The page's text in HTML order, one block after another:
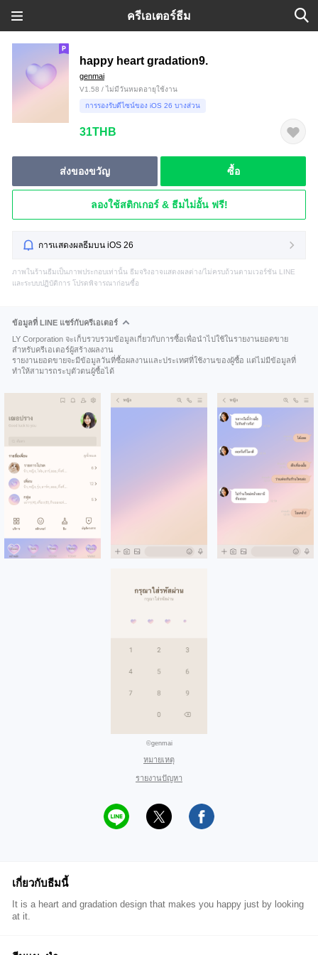
ครีเอเตอร์ธีม
happy heart gradation9.
genmai
V1.58 / ไม่มีวันหมดอายุใช้งาน
การรองรับดีไซน์ของ iOS 26 บางส่วน
31THB
ส่งของขวัญ ซื้อ
ลองใช้สติกเกอร์ & ธีมไม่อั้น ฟรี!
การแสดงผลธีมบน iOS 26
ภาพในร้านธีมเป็นภาพประกอบเท่านั้น ธีมจริงอาจแสดงผลต่าง/ไม่ครบถ้วนตามเวอร์ชัน LINE
และระบบปฏิบัติการ โปรดพิจารณาก่อนซื้อ
ข้อมูลที่ LINE แชร์กับครีเอเตอร์
LY Corporation จะเก็บรวบรวมข้อมูลเกี่ยวกับการซื้อเพื่อนำไปใช้ในรายงานยอดขาย
สำหรับครีเอเตอร์ผู้สร้างผลงาน
รายงานยอดขายจะมีข้อมูลวันที่ซื้อผลงานและประเทศที่ใช้งานของผู้ซื้อ แต่ไม่มีข้อมูลที่
ทำให้สามารถระบุตัวตนผู้ซื้อได้
©genmai
หมายเหตุ
รายงานปัญหา
เกี่ยวกับธีมนี้
It is a heart and gradation design that makes you happy just by looking
at it.